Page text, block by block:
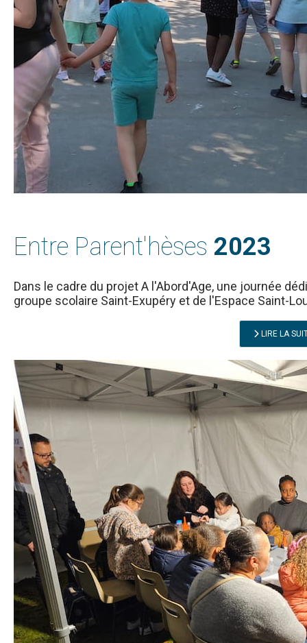
Entre Parent'hèses 2023
Dans le cadre du projet A l'Abord'Age, une journée
groupe scolaire Saint-Exupéry et de l'Espace Saint-
LIRE LA